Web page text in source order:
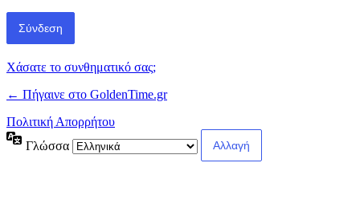
Χάσατε το συνθηματικό σας;
← Πήγαινε στο GoldenTime.gr
Πολιτική Απορρήτου
Γλώσσα